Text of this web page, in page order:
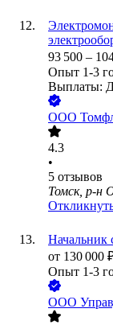
93 500 –
Опыт 1-3
Выплаты:
ООО
4.3
•
5 отзывов
Томск, р-н
Начальник
от 130 000
Опыт 1-3
ООО